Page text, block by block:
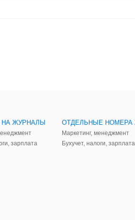
НА ЖУРНАЛЫ
зарплата
Маркетинг, менеджмент
Бухучет, налоги, зарплата